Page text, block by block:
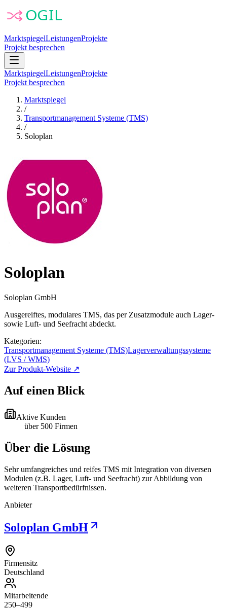
MarktspiegelLeistungenProjekte
Projekt besprechen
MarktspiegelLeistungenProjekte
Projekt besprechen
Marktspiegel
/
Transportmanagement Systeme (TMS)
/
Soloplan
Soloplan
Soloplan GmbH
Ausgereiftes, modulares TMS, das per Zusatzmodule auch Lager-
sowie Luft- und Seefracht abdeckt.
Kategorien:
Transportmanagement Systeme (TMS)Lagerverwaltungssysteme
(LVS / WMS)
Zur Produkt-Website ↗
Auf einen Blick
Aktive Kunden
über 500 Firmen
Über die Lösung
Sehr umfangreiches und reifes TMS mit Integration von diversen
Modulen (z.B. Lager, Luft- und Seefracht) zur Abbildung von
weiteren Transportbedürfnissen.
Anbieter
Soloplan GmbH
Firmensitz
Deutschland
Mitarbeitende
250–499